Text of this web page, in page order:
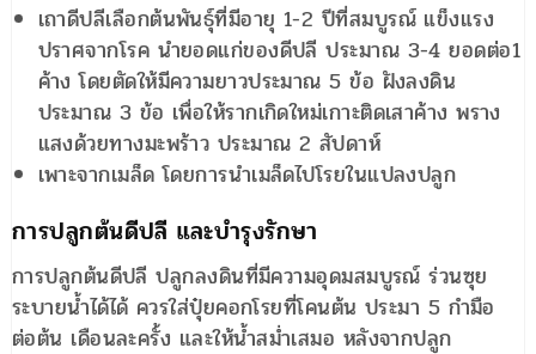
เถาดีปลีเลือกต้นพันธุ์ที่มีอายุ 1-2 ปีที่สมบูรณ์ แข็งแรง
ปราศจากโรค นำยอดแก่ของดีปลี ประมาณ 3-4 ยอดต่อ1
ค้าง โดยตัดให้มีความยาวประมาณ 5 ข้อ ฝังลงดิน
ประมาณ 3 ข้อ เพื่อให้รากเกิดใหม่เกาะติดเสาค้าง พราง
แสงด้วยทางมะพร้าว ประมาณ 2 สัปดาห์
เพาะจากเมล็ด โดยการนำเมล็ดไปโรยในแปลงปลูก
การปลูกต้นดีปลี และบำรุงรักษา
การปลูกต้นดีปลี ปลูกลงดินที่มีความอุดมสมบูรณ์ ร่วนซุย
ระบายน้ำได้ได้ ควรใส่ปุ๋ยคอกโรยที่โคนต้น ประมา 5 กำมือ
ต่อต้น เดือนละครั้ง และให้น้ำสม่ำเสมอ หลังจากปลูก